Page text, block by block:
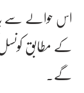
اس حوالے سے
کے مطابق
گے۔